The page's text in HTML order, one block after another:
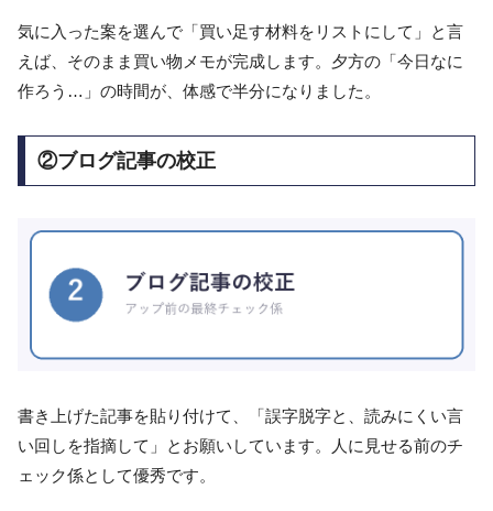
気に入った案を選んで「買い足す材料をリストにして」と言
えば、そのまま買い物メモが完成します。夕方の「今日なに
作ろう…」の時間が、体感で半分になりました。
②ブログ記事の校正
書き上げた記事を貼り付けて、「誤字脱字と、読みにくい言
い回しを指摘して」とお願いしています。人に見せる前のチ
ェック係として優秀です。